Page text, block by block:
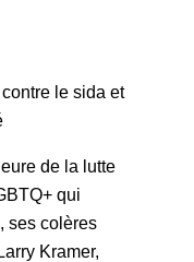
le sida et
de la lutte
qui
ses colères
Kramer,